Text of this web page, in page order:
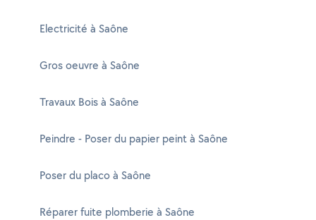
Electricité à Saône
Gros oeuvre à Saône
Travaux Bois à Saône
Peindre - Poser du papier peint à Saône
Poser du placo à Saône
Réparer fuite plomberie à Saône